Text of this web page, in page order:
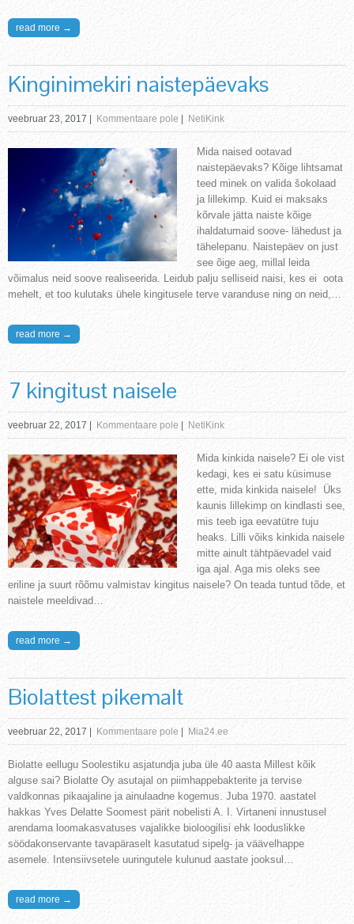
read more →
Kinginimekiri naistepäevaks
veebruar 23, 2017 Kommentaare pole NetiKink
Mida naised ootavad
naistepäevaks? Kõige lihtsamat
teed minek on valida šokolaad
ja lillekimp. Kuid ei maksaks
kõrvale jätta naiste kõige
ihaldatumaid soove- lähedust ja
tähelepanu. Naistepäev on just
see õige aeg, millal leida
võimalus neid soove realiseerida. Leidub palju selliseid naisi, kes ei oota
mehelt, et too kulutaks ühele kingitusele terve varanduse ning on neid,…
read more →
7 kingitust naisele
veebruar 22, 2017 Kommentaare pole NetiKink
Mida kinkida naisele? Ei ole vist
kedagi, kes ei satu küsimuse
ette, mida kinkida naisele! Üks
kaunis lillekimp on kindlasti see,
mis teeb iga eevatütre tuju
heaks. Lilli võiks kinkida naisele
mitte ainult tähtpäevadel vaid
iga ajal. Aga mis oleks see
eriline ja suurt rõõmu valmistav kingitus naisele? On teada tuntud tõde, et
naistele meeldivad…
read more →
Biolattest pikemalt
veebruar 22, 2017 Kommentaare pole Mia24.ee
Biolatte eellugu Soolestiku asjatundja juba üle 40 aasta Millest kõik
alguse sai? Biolatte Oy asutajal on piimhappebakterite ja tervise
valdkonnas pikaajaline ja ainulaadne kogemus. Juba 1970. aastatel
hakkas Yves Delatte Soomest pärit nobelisti A. I. Virtaneni innustusel
arendama loomakasvatuses vajalikke bioloogilisi ehk looduslikke
söödakonservante tavapäraselt kasutatud sipelg- ja väävelhappe
asemele. Intensiivsetele uuringutele kulunud aastate jooksul…
read more →